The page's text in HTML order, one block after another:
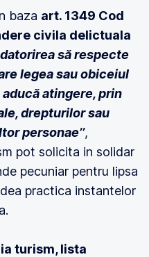
baza art. 1349 Cod
civila delictuala
să respecte
legea sau obiceiul
atingere, prin
drepturilor sau
personae’’,
pot solicita in solidar
pecuniar pentru lipsa
practica instantelor
turism, lista